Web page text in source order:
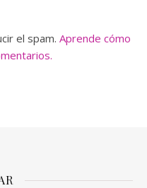
el spam. Aprende cómo